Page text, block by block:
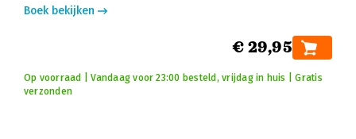
Boek bekijken
€ 29,95
Op voorraad | Vandaag voor 23:00 besteld, vrijdag in huis | Gratis
verzonden